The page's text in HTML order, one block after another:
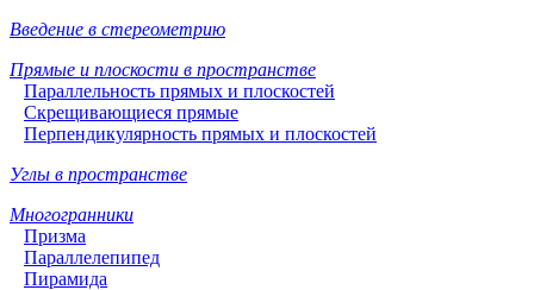
Введение в стереометрию
Прямые и плоскости в пространстве
Параллельность прямых и плоскостей
Скрещивающиеся прямые
Перпендикулярность прямых и плоскостей
Углы в пространстве
Многогранники
Призма
Параллелепипед
Пирамида